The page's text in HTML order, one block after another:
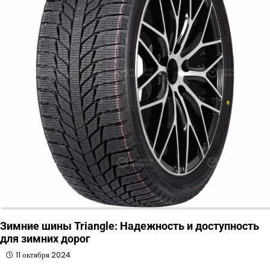
Зимние шины Triangle: Надежность и доступность
для зимних дорог
11 октября 2024